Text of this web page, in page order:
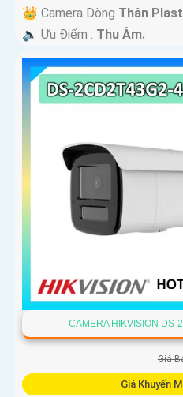
👑 Camera Dòng Thân
️🔈 Ưu Điểm : Thu Âm.
CAMERA HIKVISION
Giá
Giá Khuyến